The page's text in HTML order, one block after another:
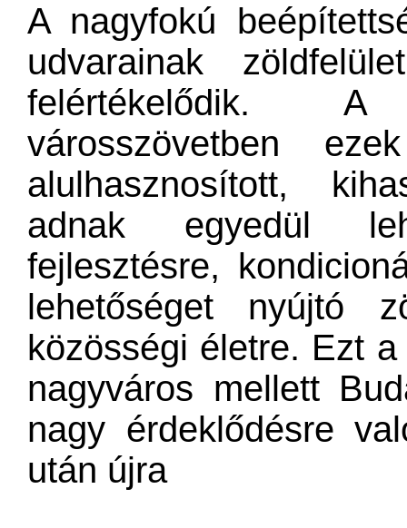
A nagyfokú
udvarainak
felértékelődik.
városszövetben
alulhasznosított,
adnak egyedül
fejlesztésre,
lehetőséget nyújtó
közösségi életre. Ezt
nagyváros mellett
nagy érdeklődésre
után újra